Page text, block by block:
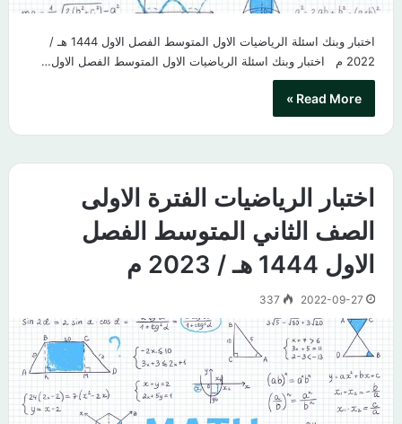
اختبار وبنك اسئلة الرياضيات الاول المتوسط الفصل الاول 1444 هـ /
2022 م​ اختبار وبنك اسئلة الرياضيات الاول المتوسط الفصل الاول…
Read More »
اختبار الرياضيات الفترة الاولى
الصف الثاني المتوسط الفصل
الاول 1444 هـ / 2023 م
2022-09-27
337